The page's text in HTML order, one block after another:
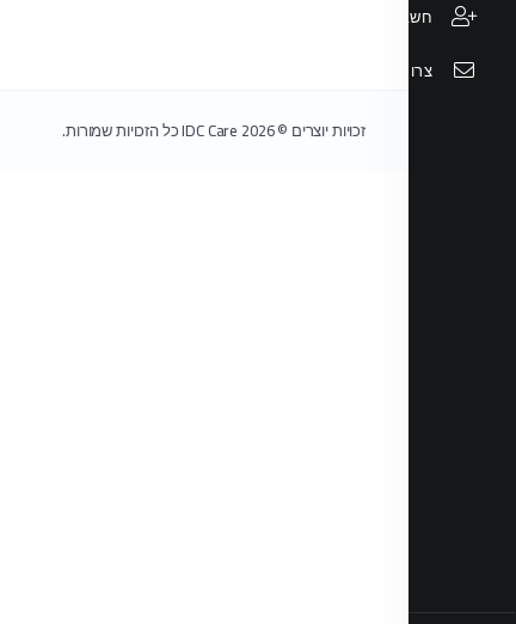
חשבון שותפים
צרו קשר
זכויות יוצרים © 2026 IDC Care כל הזכויות שמורות.